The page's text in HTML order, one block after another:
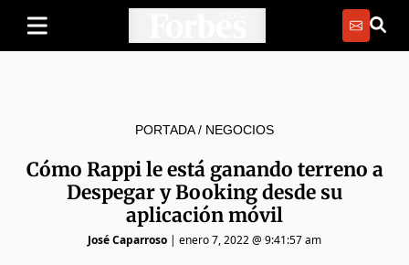
PORTADA/ NEGOCIOS
Cómo Rappi le está ganando terreno a
Despegar y Booking desde su
aplicación móvil
José Caparroso | enero 7, 2022 @ 9:41:57 am